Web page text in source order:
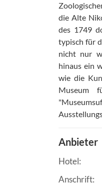
die Alte
des 1749
typisch für
nicht nur
hinaus ein
wie die
Museum
Anbieter
Hotel
Anschrift